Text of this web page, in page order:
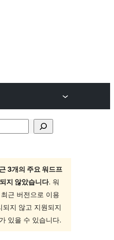
3개의 주요 워드프
지 않았습니다. 워
근 버전으로 이용
되지 않고 지원되지
있을 수 있습니다.